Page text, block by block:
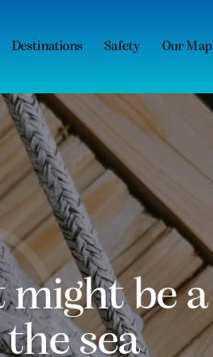
Destinations Safety Our Map
be a
sea